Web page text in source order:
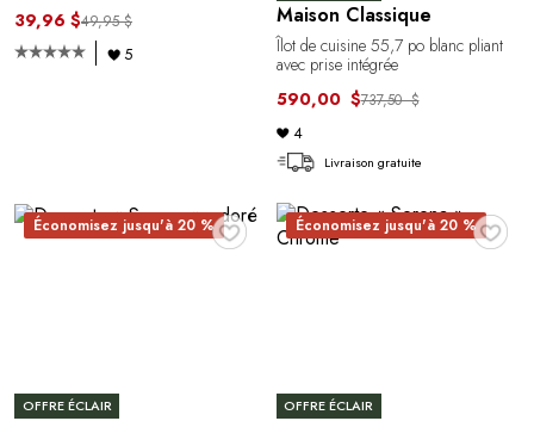
39,96 $49,95 $
5
Maison Classique
Îlot de cuisine 55,7 po blanc pliant
avec prise intégrée
590,00 $737,50 $
4
Livraison gratuite
♥
Économisez jusqu'à 20 %
OFFRE ÉCLAIR
♥
Économisez jusqu'à 20 %
OFFRE ÉCLAIR